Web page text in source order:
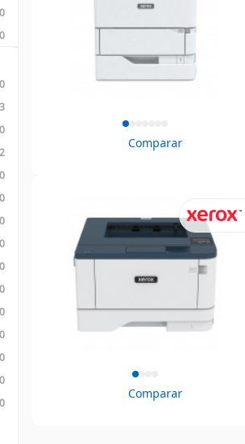
0
0
0
3
0
2
0
0
0
0
0
0
0
0
0
0
0
Comparar
Comparar